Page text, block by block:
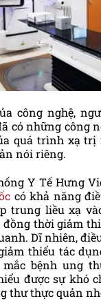
công nghệ,
có những công
quá trình xạ
nói riêng.
Y Tế Hưng
có khả năng
trung liều xạ
thời giảm
Dĩ nhiên,
thiểu tác
bệnh ung
được sự khó
thư thực quản